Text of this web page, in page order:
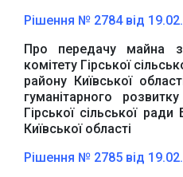
Рішення № 2784 від
Про передачу майна з
комітету Гірської
району Київської
гуманітарного
Гірської сільської
Київської області
Рішення № 2785 від